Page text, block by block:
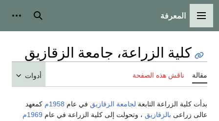
القائمة الرئيسية
المعرفة بحث
كلية الزراعة، جامعة الزقازيق
مقالة ناقش هذه الصفحة أدوات
بدأت كلية الزراعة التابعة لجامعة الزقازيق في عام 1958م
كمعهد
عالى زراعى بالزقازيق ، وتحولت إلى كلية الزراعة في عام 1969م